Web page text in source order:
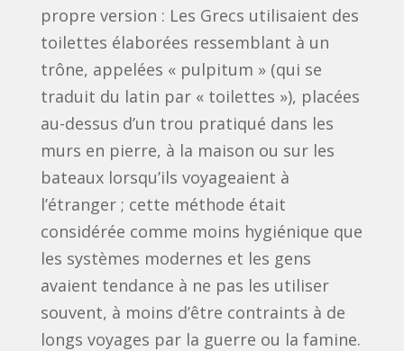
propre version : Les Grecs utilisaient des
toilettes élaborées ressemblant à un
trône, appelées « pulpitum » (qui se
traduit du latin par « toilettes »), placées
au-dessus d’un trou pratiqué dans les
murs en pierre, à la maison ou sur les
bateaux lorsqu’ils voyageaient à
l’étranger ; cette méthode était
considérée comme moins hygiénique que
les systèmes modernes et les gens
avaient tendance à ne pas les utiliser
souvent, à moins d’être contraints à de
longs voyages par la guerre ou la famine.